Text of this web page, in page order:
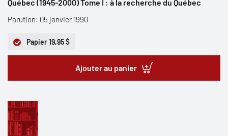
Québec (1945-2000) Tome I : à la recherche du Québec
Parution: 05 janvier 1990
Papier 19,95 $
Ajouter au panier